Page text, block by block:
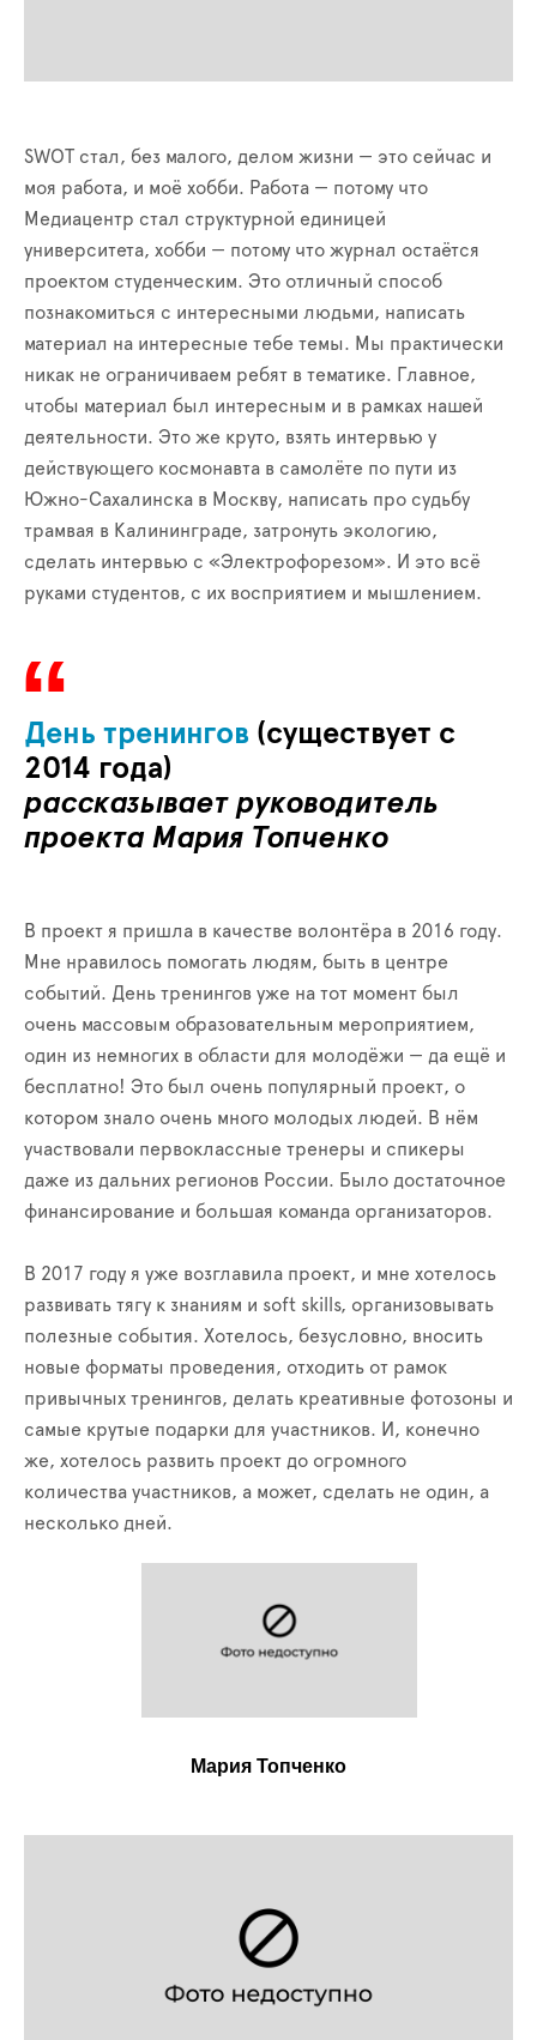
SWOT стал, без малого, делом жизни — это сейчас и
моя работа, и моё хобби. Работа — потому что
Медиацентр стал структурной единицей
университета, хобби — потому что журнал остаётся
проектом студенческим. Это отличный способ
познакомиться с интересными людьми, написать
материал на интересные тебе темы. Мы практически
никак не ограничиваем ребят в тематике. Главное,
чтобы материал был интересным и в рамках нашей
деятельности. Это же круто, взять интервью у
действующего космонавта в самолёте по пути из
Южно-Сахалинска в Москву, написать про судьбу
трамвая в Калининграде, затронуть экологию,
сделать интервью с «Электрофорезом». И это всё
руками студентов, с их восприятием и мышлением.
День тренингов (существует с
2014 года)
рассказывает руководитель
проекта Мария Топченко
В проект я пришла в качестве волонтёра в 2016 году.
Мне нравилось помогать людям, быть в центре
событий. День тренингов уже на тот момент был
очень массовым образовательным мероприятием,
один из немногих в области для молодёжи — да ещё и
бесплатно! Это был очень популярный проект, о
котором знало очень много молодых людей. В нём
участвовали первоклассные тренеры и спикеры
даже из дальних регионов России. Было достаточное
финансирование и большая команда организаторов.
В 2017 году я уже возглавила проект, и мне хотелось
развивать тягу к знаниям и soft skills, организовывать
полезные события. Хотелось, безусловно, вносить
новые форматы проведения, отходить от рамок
привычных тренингов, делать креативные фотозоны и
самые крутые подарки для участников. И, конечно
же, хотелось развить проект до огромного
количества участников, а может, сделать не один, а
несколько дней.
Мария Топченко